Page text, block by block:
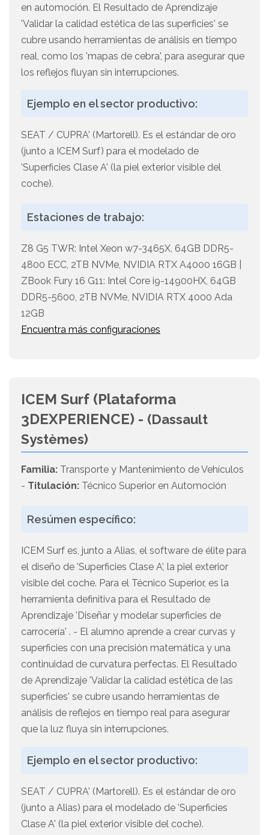
en automoción. El Resultado de Aprendizaje
'Validar la calidad estética de las superficies' se
cubre usando herramientas de análisis en tiempo
real, como los 'mapas de cebra', para asegurar que
los reflejos fluyan sin interrupciones.
Ejemplo en el sector productivo:
SEAT / CUPRA' (Martorell). Es el estándar de oro
(junto a ICEM Surf) para el modelado de
'Superficies Clase A' (la piel exterior visible del
coche).
Estaciones de trabajo:
Z8 G5 TWR: Intel Xeon w7-3465X, 64GB DDR5-
4800 ECC, 2TB NVMe, NVIDIA RTX A4000 16GB |
ZBook Fury 16 G11: Intel Core i9-14900HX, 64GB
DDR5-5600, 2TB NVMe, NVIDIA RTX 4000 Ada
12GB
Encuentra más configuraciones
ICEM Surf (Plataforma
3DEXPERIENCE) - (Dassault
Systèmes)
Familia: Transporte y Mantenimiento de Vehículos
- Titulación: Técnico Superior en Automoción
Resúmen específico:
ICEM Surf es, junto a Alias, el software de élite para
el diseño de 'Superficies Clase A', la piel exterior
visible del coche. Para el Técnico Superior, es la
herramienta definitiva para el Resultado de
Aprendizaje 'Diseñar y modelar superficies de
carrocería' . - El alumno aprende a crear curvas y
superficies con una precisión matemática y una
continuidad de curvatura perfectas. El Resultado
de Aprendizaje 'Validar la calidad estética de las
superficies' se cubre usando herramientas de
análisis de reflejos en tiempo real para asegurar
que la luz fluya sin interrupciones.
Ejemplo en el sector productivo:
SEAT / CUPRA' (Martorell). Es el estándar de oro
(junto a Alias) para el modelado de 'Superficies
Clase A' (la piel exterior visible del coche).